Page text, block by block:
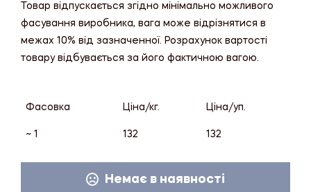
Товар відпускається згідно мінімально можливого
фасування виробника, вага може відрізнятися в
межах 10% від зазначенної. Розрахунок вартості
товару відбувається за його фактичною вагою.
Фасовка Ціна/кг. Ціна/уп.
~ 1 132 132
Немає в наявності